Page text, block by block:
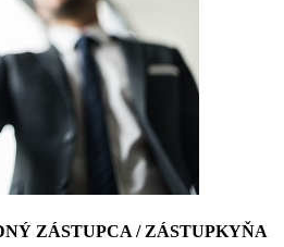
ZÁSTUPCA / ZÁSTUPKYŇA